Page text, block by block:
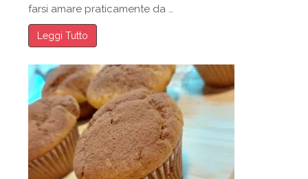
farsi amare praticamente da …
Leggi Tutto